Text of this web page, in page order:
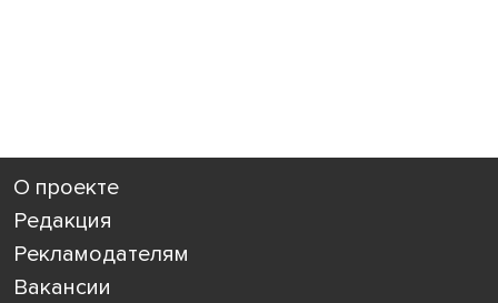
О проекте
Редакция
Рекламодателям
Вакансии